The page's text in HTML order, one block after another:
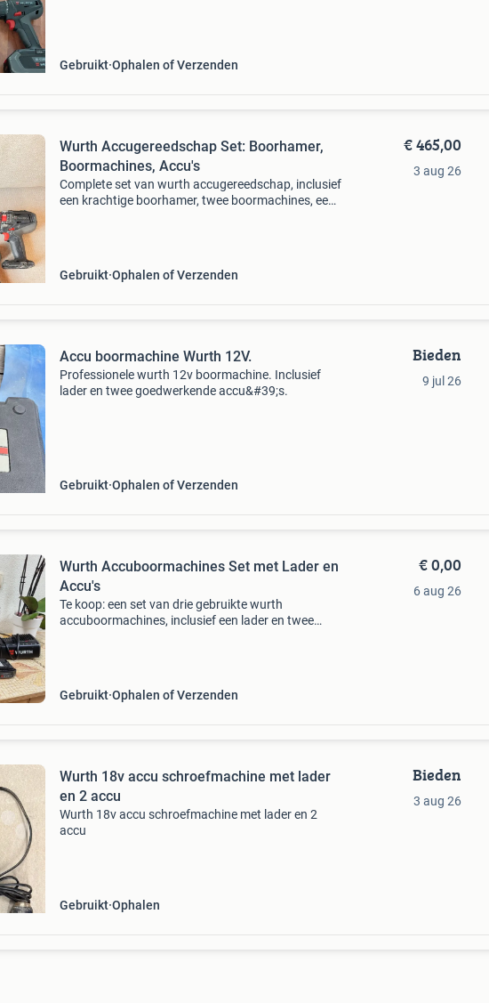
Gebruikt Ophalen of Verzenden
Wurth Accugereedschap Set: Boorhamer,
Boormachines, Accu's
Complete set van wurth accugereedschap, inclusief
een krachtige boorhamer, twee boormachines, een
Gebruikt Ophalen of Verzenden
€ 465,00
3 aug 26
Accu boormachine Wurth 12V.
Professionele wurth 12v boormachine. Inclusief
lader en twee goedwerkende accu&#39;s.
Gebruikt Ophalen of Verzenden
Bieden
9 jul 26
Wurth Accuboormachines Set met Lader en
Accu's
Te koop: een set van drie gebruikte wurth
accuboormachines, inclusief een lader en twee
Gebruikt Ophalen of Verzenden
€ 0,00
6 aug 26
Wurth 18v accu schroefmachine met lader
en 2 accu
Wurth 18v accu schroefmachine met lader en 2
accu
Gebruikt Ophalen
Bieden
3 aug 26